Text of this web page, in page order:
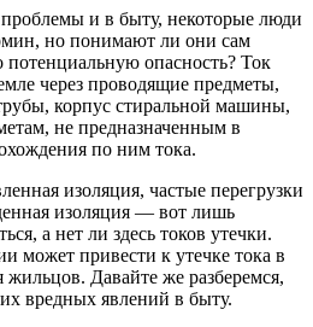
и в быту, некоторые люди
но понимают ли они сам
потенциальную опасность? Ток
через проводящие предметы,
корпус стиральной машины,
не предназначенным в
по ним тока.
изоляция, частые перегрузки
изоляция — вот лишь
а нет ли здесь токов утечки.
может привести к утечке тока в
Давайте же разберемся,
вредных явлений в быту.